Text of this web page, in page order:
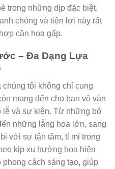
trong những dịp đặc biệt.
chóng và tiện lợi này rất
cần hoa gấp.
– Đa Dạng Lựa
tôi không chỉ cung
mang đến cho bạn vô vàn
lễ và sự kiện. Từ những bó
những lẵng hoa lớn, sang
với sự tận tâm, tỉ mỉ trong
kịp xu hướng hoa hiện
cách sáng tạo, giúp